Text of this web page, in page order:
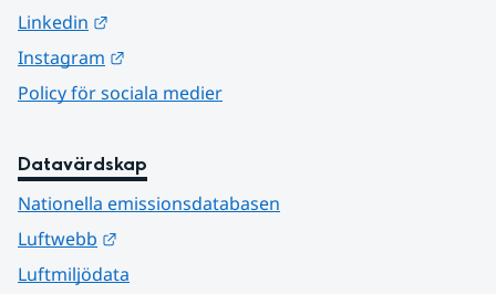
Linkedin
Instagram
Policy för sociala medier
Datavärdskap
Nationella emissionsdatabasen
Luftwebb
Luftmiljödata